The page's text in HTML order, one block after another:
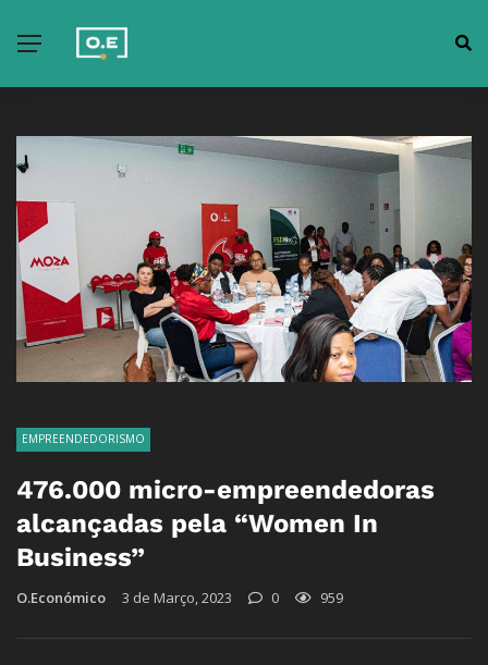
EMPREENDEDORISMO
476.000 micro-empreendedoras
alcançadas pela “Women In
Business”
O.Económico 3 de Março, 2023 0 959